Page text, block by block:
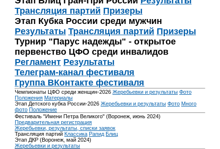
Трансляция партий Призеры
Этап Кубка России среди мужчин
Результаты Трансляция партий Призеры
Турнир "Парус надежды" - открытое
первенство ЦФО среди инвалидов
Регламент Результаты
Телеграм-канал фестиваля
Группа ВКонтакте фестиваля
Чемпионаты ЦФО среди женщин-2026 Жеребьевки и результаты Фото
Положения Материалы
Этап Детского кубка России-2026 Жеребьевки и результаты Фото Много
фото Положение
Фестиваль "Имени Петра Великого" (Воронеж, июнь 2024)
Предварительная регистрация
Жеребьевки, результаты, списки заявок
Трансляция партий Классика Рапид Блиц
Этап ДКР (Воронеж, май 2024)
Жеребьевки и результаты